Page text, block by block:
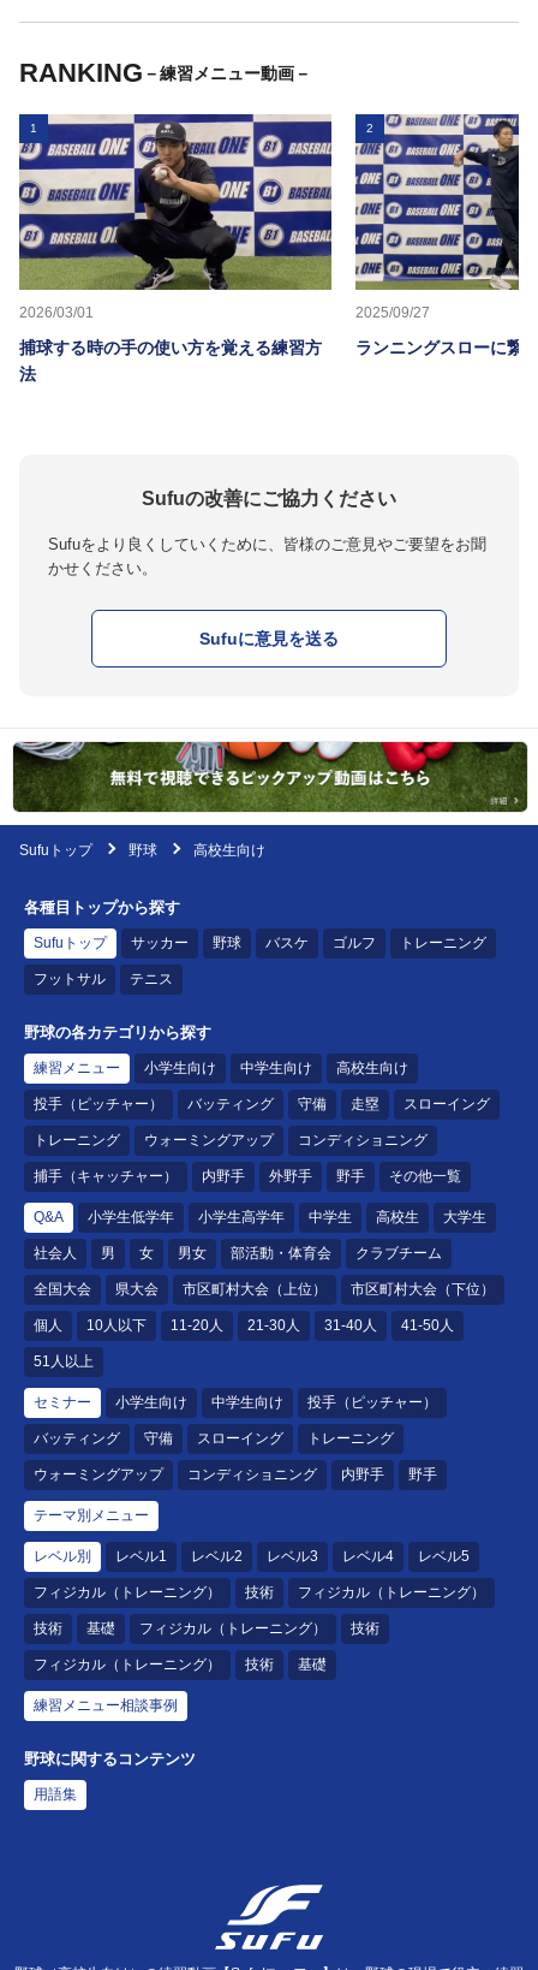
RANKING －練習メニュー動画－
1
2026/03/01
捕球する時の手の使い方を覚える練習方
法
2
2025/09/27
ランニングスローに繋
Sufuの改善にご協力ください
Sufuをより良くしていくために、皆様のご意見やご要望をお聞
かせください。
Sufuに意見を送る
Sufuトップ 野球 高校生向け
各種目トップから探す
Sufuトップ サッカー 野球 バスケ ゴルフ トレーニング
フットサル テニス
野球の各カテゴリから探す
練習メニュー 小学生向け 中学生向け 高校生向け
投手（ピッチャー） バッティング 守備 走塁 スローイング
トレーニング ウォーミングアップ コンディショニング
捕手（キャッチャー） 内野手 外野手 野手 その他一覧
Q&A 小学生低学年 小学生高学年 中学生 高校生 大学生
社会人 男 女 男女 部活動・体育会 クラブチーム
全国大会 県大会 市区町村大会（上位） 市区町村大会（下位）
個人 10人以下 11-20人 21-30人 31-40人 41-50人
51人以上
セミナー 小学生向け 中学生向け 投手（ピッチャー）
バッティング 守備 スローイング トレーニング
ウォーミングアップ コンディショニング 内野手 野手
テーマ別メニュー
レベル別 レベル1 レベル2 レベル3 レベル4 レベル5
フィジカル（トレーニング） 技術 フィジカル（トレーニング）
技術 基礎 フィジカル（トレーニング） 技術
フィジカル（トレーニング） 技術 基礎
練習メニュー相談事例
野球に関するコンテンツ
用語集